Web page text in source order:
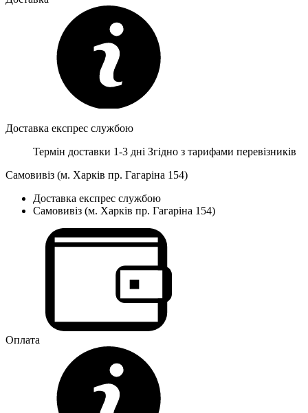
Доставка експрес службою
Термін доставки 1-3 дні Згідно з тарифами перевізників
Самовивіз (м. Харків пр. Гагаріна 154)
Доставка експрес службою
Самовивіз (м. Харків пр. Гагаріна 154)
Оплата